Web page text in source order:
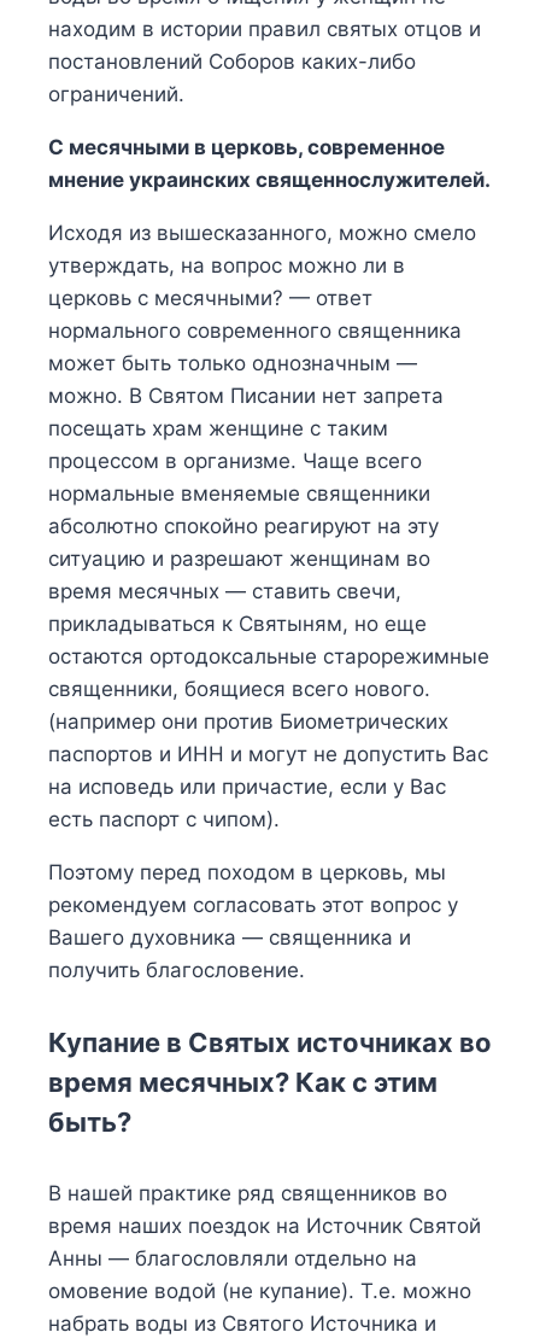
находим в истории правил святых отцов и
постановлений Соборов каких-либо
ограничений.
С месячными в церковь, современное
мнение украинских священнослужителей.
Исходя из вышесказанного, можно смело
утверждать, на вопрос можно ли в
церковь с месячными? — ответ
нормального современного священника
может быть только однозначным —
можно. В Святом Писании нет запрета
посещать храм женщине с таким
процессом в организме. Чаще всего
нормальные вменяемые священники
абсолютно спокойно реагируют на эту
ситуацию и разрешают женщинам во
время месячных — ставить свечи,
прикладываться к Святыням, но еще
остаются ортодоксальные старорежимные
священники, боящиеся всего нового.
(например они против Биометрических
паспортов и ИНН и могут не допустить Вас
на исповедь или причастие, если у Вас
есть паспорт с чипом).
Поэтому перед походом в церковь, мы
рекомендуем согласовать этот вопрос у
Вашего духовника — священника и
получить благословение.
Купание в Святых источниках во
время месячных? Как с этим
быть?
В нашей практике ряд священников во
время наших поездок на Источник Святой
Анны — благословляли отдельно на
омовение водой (не купание). Т.е. можно
набрать воды из Святого Источника и